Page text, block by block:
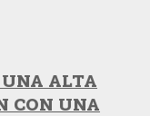
ALTA
CON UNA